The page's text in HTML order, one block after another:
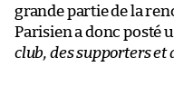
grande partie de la
Parisien a donc posté
club, des supporters et